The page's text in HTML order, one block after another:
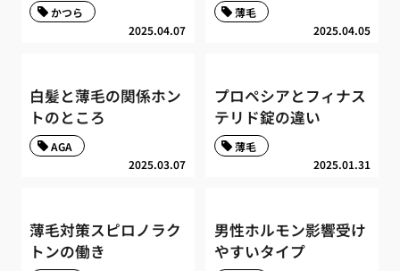
2025.04.07
かつら
2025.04.05
薄毛
白髪と薄毛の関係ホン
トのところ
2025.03.07
AGA
プロペシアとフィナス
テリド錠の違い
2025.01.31
薄毛
薄毛対策スピロノラク
トンの働き
男性ホルモン影響受け
やすいタイプ